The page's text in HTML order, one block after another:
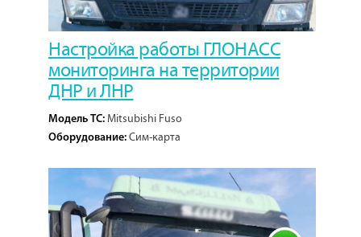
Настройка работы ГЛОНАСС
мониторинга на территории
ДНР и ЛНР
Модель ТС: Mitsubishi Fuso
Оборудование: Сим-карта